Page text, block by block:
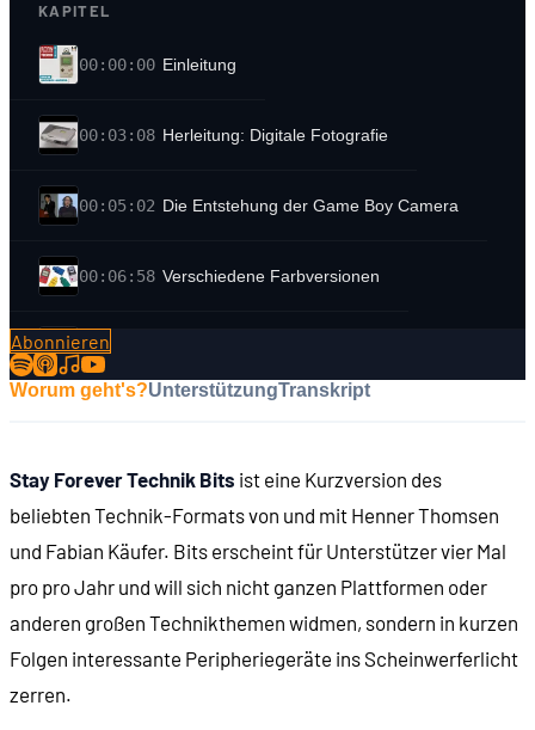
KAPITEL
00:00:00 Einleitung
00:03:08 Herleitung: Digitale Fotografie
00:05:02 Die Entstehung der Game Boy Camera
00:06:58 Verschiedene Farbversionen
00:07:39
00:09:47 Das Club-Nintendo-Sonderheft
00:10:38 Die Technik der Kamera
00:13:04 Ein typisches "Foto"
Abonnieren
Worum geht's?UnterstützungTranskript
Stay Forever Technik Bits ist eine Kurzversion des
beliebten Technik-Formats von und mit Henner Thomsen
und Fabian Käufer. Bits erscheint für Unterstützer vier Mal
pro pro Jahr und will sich nicht ganzen Plattformen oder
anderen großen Technikthemen widmen, sondern in kurzen
Folgen interessante Peripheriegeräte ins Scheinwerferlicht
zerren.